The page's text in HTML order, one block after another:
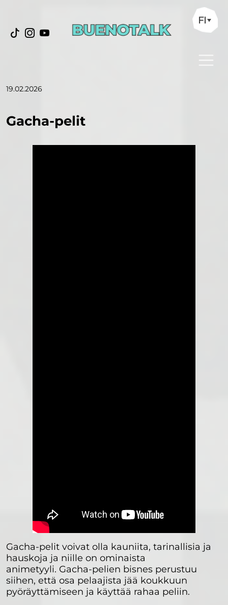
FI
19.02.2026
Gacha-pelit
Gacha-pelit voivat olla kauniita, tarinallisia ja
hauskoja ja niille on ominaista
animetyyli. Gacha-pelien bisnes perustuu
siihen, että osa pelaajista jää koukkuun
pyöräyttämiseen ja käyttää rahaa peliin.